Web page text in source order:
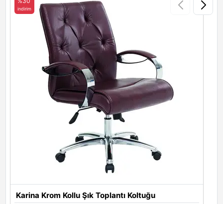
Karina Krom Kollu Şık Toplantı Koltuğu
indirim